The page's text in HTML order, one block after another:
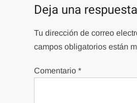
Deja una respuesta
Tu dirección de correo
campos obligatorios están
Comentario*